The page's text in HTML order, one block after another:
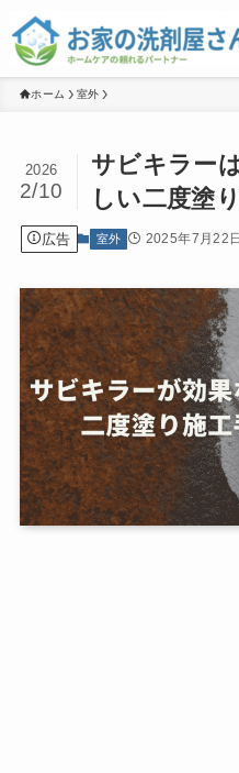
ホーム 室外
サビキラー
しい二度塗
2026
2/10
広告 室外 2025年7月22日